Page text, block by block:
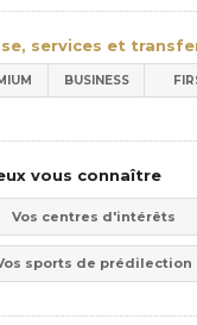
services et
BUSINESS
vous connaître
Vos centres d'intérêts
sports de prédilection